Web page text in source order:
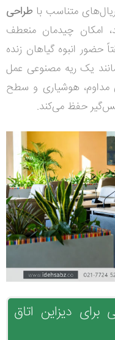
متناسب با طراحی
امکان چیدمان منعطف
حضور انبوه گیاهان زنده
یک ریه مصنوعی عمل
مداوم، هوشیاری و سطح
حفظ می‌کند.
برای دیزاین اتاق